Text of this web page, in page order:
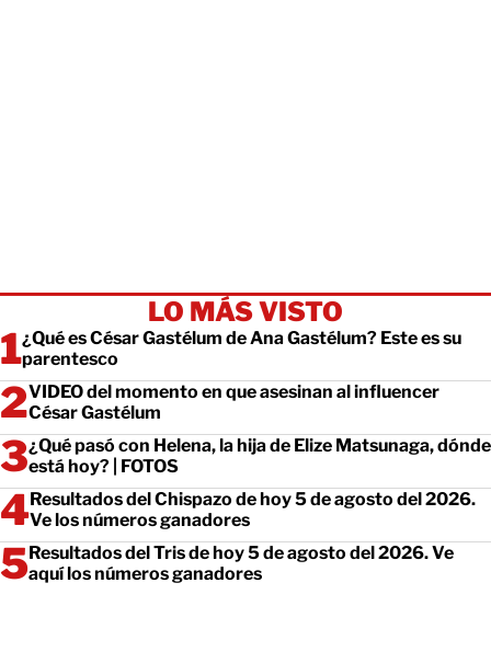
LO MÁS VISTO
¿Qué es César Gastélum de Ana Gastélum? Este es su
parentesco
VIDEO del momento en que asesinan al influencer
César Gastélum
¿Qué pasó con Helena, la hija de Elize Matsunaga, dónde
está hoy? | FOTOS
Resultados del Chispazo de hoy 5 de agosto del 2026.
Ve los números ganadores
Resultados del Tris de hoy 5 de agosto del 2026. Ve
aquí los números ganadores